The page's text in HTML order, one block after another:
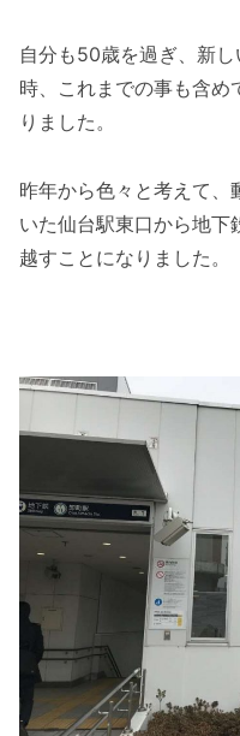
自分も50歳を過ぎ、新
時、これまでの事も含め
りました。
昨年から色々と考えて、
いた仙台駅東口から地下
越すことになりました。